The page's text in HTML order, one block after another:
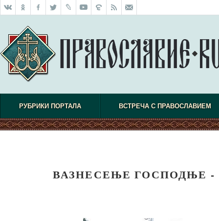
РУБРИКИ ПОРТАЛА ВСТРЕЧА С ПРАВОСЛАВИЕМ
ВАЗНЕСЕЊЕ ГОСПОДЊЕ